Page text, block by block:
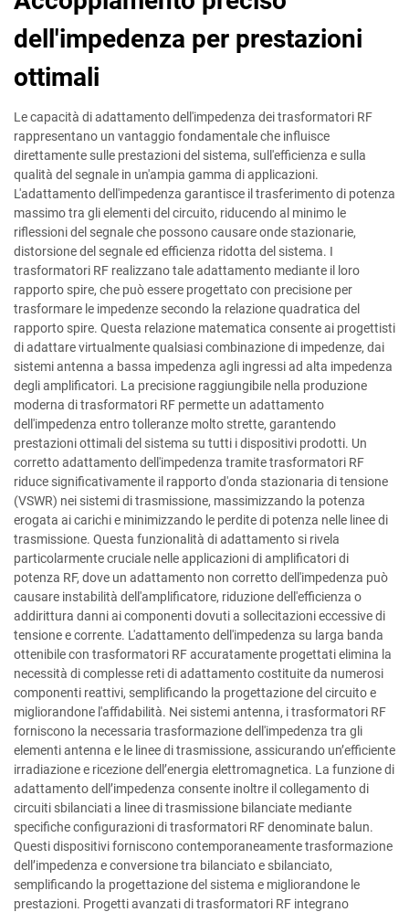
dell'impedenza per prestazioni
ottimali
Le capacità di adattamento dell'impedenza dei trasformatori RF
rappresentano un vantaggio fondamentale che influisce
direttamente sulle prestazioni del sistema, sull'efficienza e sulla
qualità del segnale in un'ampia gamma di applicazioni.
L'adattamento dell'impedenza garantisce il trasferimento di potenza
massimo tra gli elementi del circuito, riducendo al minimo le
riflessioni del segnale che possono causare onde stazionarie,
distorsione del segnale ed efficienza ridotta del sistema. I
trasformatori RF realizzano tale adattamento mediante il loro
rapporto spire, che può essere progettato con precisione per
trasformare le impedenze secondo la relazione quadratica del
rapporto spire. Questa relazione matematica consente ai progettisti
di adattare virtualmente qualsiasi combinazione di impedenze, dai
sistemi antenna a bassa impedenza agli ingressi ad alta impedenza
degli amplificatori. La precisione raggiungibile nella produzione
moderna di trasformatori RF permette un adattamento
dell'impedenza entro tolleranze molto strette, garantendo
prestazioni ottimali del sistema su tutti i dispositivi prodotti. Un
corretto adattamento dell'impedenza tramite trasformatori RF
riduce significativamente il rapporto d'onda stazionaria di tensione
(VSWR) nei sistemi di trasmissione, massimizzando la potenza
erogata ai carichi e minimizzando le perdite di potenza nelle linee di
trasmissione. Questa funzionalità di adattamento si rivela
particolarmente cruciale nelle applicazioni di amplificatori di
potenza RF, dove un adattamento non corretto dell'impedenza può
causare instabilità dell'amplificatore, riduzione dell'efficienza o
addirittura danni ai componenti dovuti a sollecitazioni eccessive di
tensione e corrente. L'adattamento dell'impedenza su larga banda
ottenibile con trasformatori RF accuratamente progettati elimina la
necessità di complesse reti di adattamento costituite da numerosi
componenti reattivi, semplificando la progettazione del circuito e
migliorandone l'affidabilità. Nei sistemi antenna, i trasformatori RF
forniscono la necessaria trasformazione dell'impedenza tra gli
elementi antenna e le linee di trasmissione, assicurando un’efficiente
irradiazione e ricezione dell’energia elettromagnetica. La funzione di
adattamento dell’impedenza consente inoltre il collegamento di
circuiti sbilanciati a linee di trasmissione bilanciate mediante
specifiche configurazioni di trasformatori RF denominate balun.
Questi dispositivi forniscono contemporaneamente trasformazione
dell’impedenza e conversione tra bilanciato e sbilanciato,
semplificando la progettazione del sistema e migliorandone le
prestazioni. Progetti avanzati di trasformatori RF integrano